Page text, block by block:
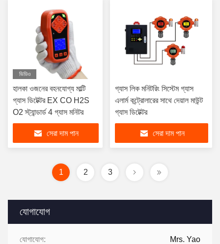
যোগাযোগ
যোগাযোগ: Mrs. Yao
ভিডিও
হালকা ওজনের বহনযোগ্য মাল্টি
গ্যাস ডিটেক্টর EX CO H2S
O2 স্ট্যান্ডার্ড 4 গ্যাস মনিটর
সেরা দাম পান
গ্যাস লিক মনিটরিং সিস্টেম গ্যাস
এলার্ম কন্ট্রোলারের সাথে দেয়াল মাউন্ট
গ্যাস ডিটেক্টর
সেরা দাম পান
1 2 3